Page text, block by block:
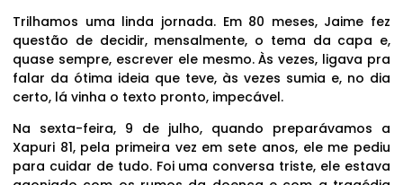
Trilhamos uma linda jornada. Em 80 meses, Jaime fez
questão de decidir, mensalmente, o tema da capa e,
quase sempre, escrever ele mesmo. Às vezes, ligava pra
falar da ótima ideia que teve, às vezes sumia e, no dia
certo, lá vinha o texto pronto, impecável.
Na sexta-feira, 9 de julho, quando preparávamos a
Xapuri 81, pela primeira vez em sete anos, ele me pediu
para cuidar de tudo. Foi uma conversa triste, ele estava